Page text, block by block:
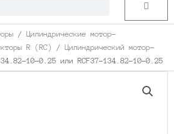
Cart
/ Цилиндрические мотор-
R (RC) / Цилиндрический мотор-
10-0.25 или RCF37-134.82-10-0.25